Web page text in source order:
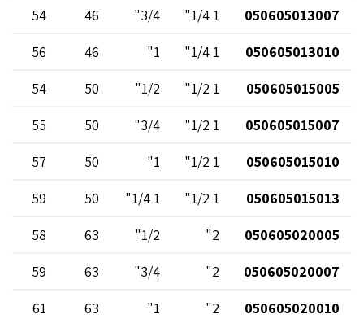
050605013007
1 1/4"
3/4"
46
54
050605013010
1 1/4"
1"
46
56
050605015005
1 1/2"
1/2"
50
54
050605015007
1 1/2"
3/4"
50
55
050605015010
1 1/2"
1"
50
57
050605015013
1 1/2"
1 1/4"
50
59
050605020005
2"
1/2"
63
58
050605020007
2"
3/4"
63
59
050605020010
2"
1"
63
61